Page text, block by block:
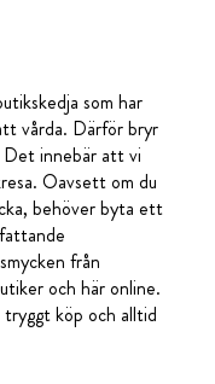
som har
vårda. Därför bryr
Det innebär att vi
Oavsett om du
behöver byta ett
från
och här online.
köp och alltid